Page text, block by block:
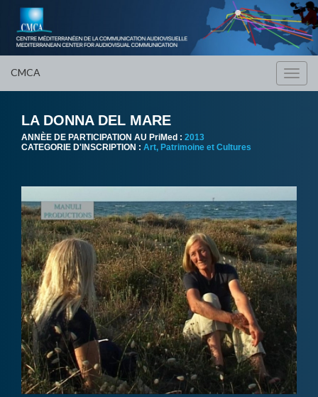
CMCA
LA DONNA DEL MARE
ANNÈE DE PARTICIPATION AU PriMed : 2013
CATEGORIE D'INSCRIPTION : Art, Patrimoine et Cultures